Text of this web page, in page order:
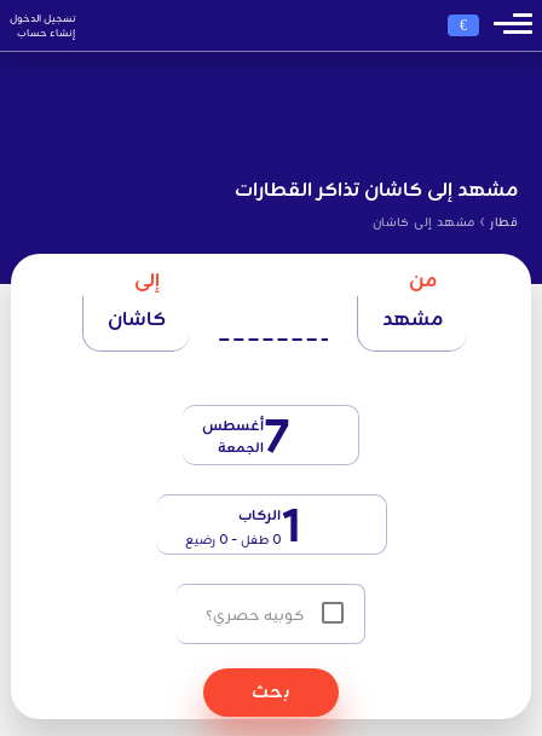
€
تسجيل الدخول
إنشاء حساب
مشهد إلى كاشان تذاكر القطارات
قطار › مشهد إلى كاشان
من
مشهد
إلى
كاشان
7أغسطس
الجمعة
1الركاب
0 طفل - 0 رضيع
كوبيه حصري؟
بحث